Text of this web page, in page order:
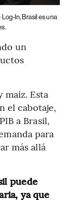
In, Brasil es una
un
maíz. Esta
el cabotaje,
a Brasil,
para
más allá
puede
ya que